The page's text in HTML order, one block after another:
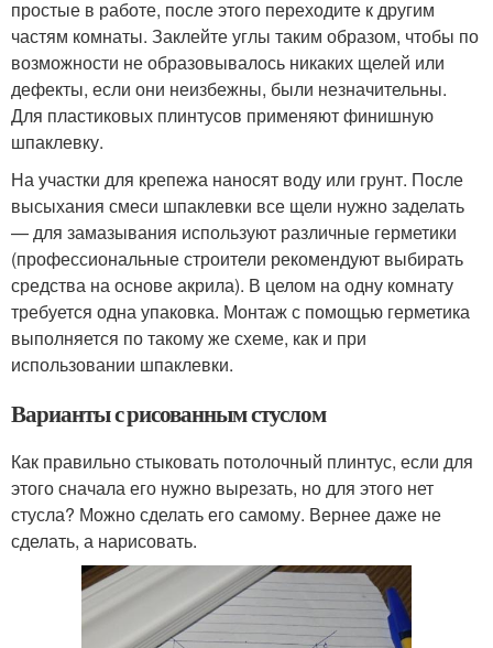
простые в работе, после этого переходите к другим
частям комнаты. Заклейте углы таким образом, чтобы по
возможности не образовывалось никаких щелей или
дефекты, если они неизбежны, были незначительны.
Для пластиковых плинтусов применяют финишную
шпаклевку.
На участки для крепежа наносят воду или грунт. После
высыхания смеси шпаклевки все щели нужно заделать
— для замазывания используют различные герметики
(профессиональные строители рекомендуют выбирать
средства на основе акрила). В целом на одну комнату
требуется одна упаковка. Монтаж с помощью герметика
выполняется по такому же схеме, как и при
использовании шпаклевки.
Варианты с рисованным стуслом
Как правильно стыковать потолочный плинтус, если для
этого сначала его нужно вырезать, но для этого нет
стусла? Можно сделать его самому. Вернее даже не
сделать, а нарисовать.